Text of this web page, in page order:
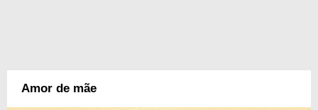
Amor de mãe